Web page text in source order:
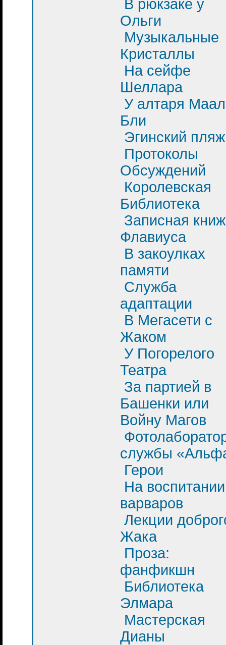
В рюкзаке у
Ольги
Музыкальные
Кристаллы
На сейфе
Шеллара
У алтаря
Бли
Эгинский пляж
Протоколы
Обсуждений
Королевская
Библиотека
Записная
Флавиуса
В закоулках
памяти
Служба
адаптации
В Мегасети с
Жаком
У Погорелого
Театра
За партией в
Башенки или
Войну Магов
службы
Герои
На
варваров
Лекции
Жака
Проза:
фанфикшн
Библиотека
Элмара
Мастерская
Дианы